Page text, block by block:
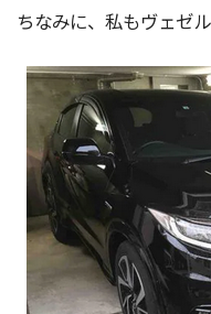
ちなみに、私もヴェゼ